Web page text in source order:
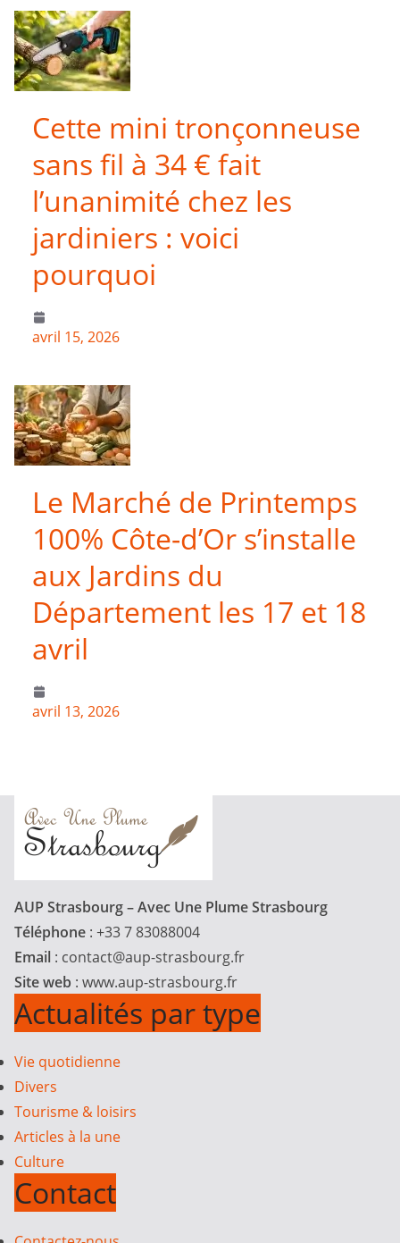
Cette mini tronçonneuse
sans fil à 34 € fait
l’unanimité chez les
jardiniers : voici
pourquoi
avril 15, 2026
Le Marché de Printemps
100% Côte-d’Or s’installe
aux Jardins du
Département les 17 et 18
avril
avril 13, 2026
AUP Strasbourg – Avec Une Plume Strasbourg
Téléphone : +33 7 83088004
Email : contact@aup-strasbourg.fr
Site web : www.aup-strasbourg.fr
Actualités par type
Vie quotidienne
Divers
Tourisme & loisirs
Articles à la une
Culture
Contact